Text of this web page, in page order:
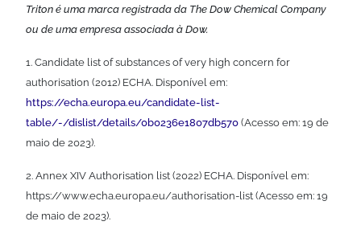
Triton é uma marca registrada da The Dow Chemical Company
ou de uma empresa associada à Dow.
1. Candidate list of substances of very high concern for
authorisation (2012) ECHA. Disponível em:
https://echa.europa.eu/candidate-list-
table/-/dislist/details/0b0236e1807db570 (Acesso em: 19 de
maio de 2023).
2. Annex XIV Authorisation list (2022) ECHA. Disponível em:
https://www.echa.europa.eu/authorisation-list (Acesso em: 19
de maio de 2023).